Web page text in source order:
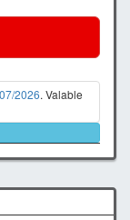
2026. Valable